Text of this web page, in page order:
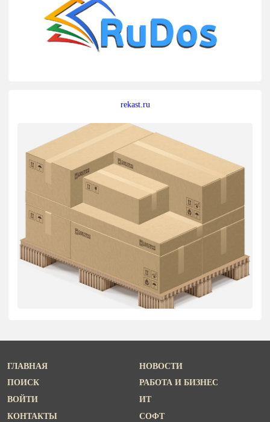
rekast.ru
ГЛАВНАЯ
ПОИСК
ВОЙТИ
КОНТАКТЫ
НОВОСТИ
РАБОТА И БИЗНЕС
ИТ
СОФТ